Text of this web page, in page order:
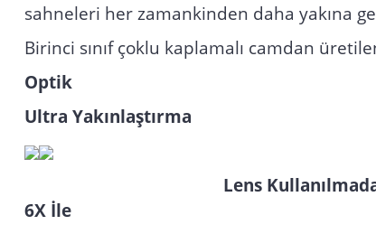
sahneleri her zamankinden daha yakına
Birinci sınıf çoklu kaplamalı camdan
Optik
Ultra Yakınlaştırma
Lens
6X İle